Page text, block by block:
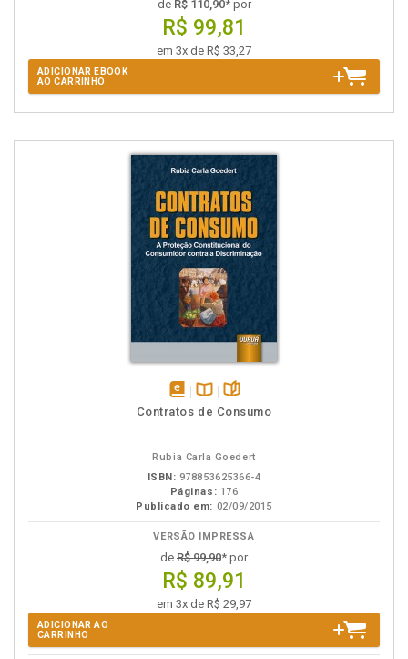
deR$ 110,90* por
R$ 99,81
em 3x de R$ 33,27
ADICIONAR EBOOK
AO CARRINHO
disponívelDisponível
páginas
Contratos de Consumo
Rubia Carla Goedert
ISBN: 978853625366-4
Páginas: 176
Publicado em: 02/09/2015
VERSÃO IMPRESSA
de R$ 99,90* por
R$ 89,91
em 3x de R$ 29,97
ADICIONAR AO
CARRINHO